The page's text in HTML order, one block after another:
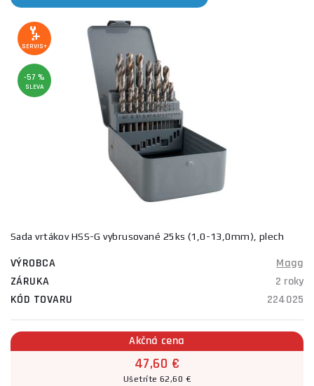
SERVIS+
-57 %
SLEVA
Sada vrtákov HSS-G vybrusované 25ks (1,0-13,0mm), plech
VÝROBCA
Magg
ZÁRUKA
2 roky
KÓD TOVARU
224025
Akčná cena
47,60 €
Ušetríte 62,60 €